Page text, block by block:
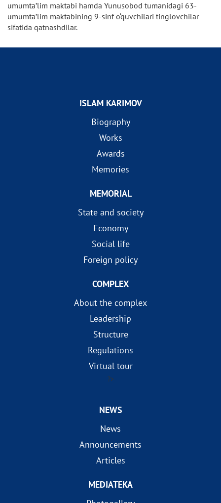
umumta’lim maktabi hamda Yunusobod tumanidagi 63-
umumta’lim maktabining 9-sinf o‘quvchilari tinglovchilar
sifatida qatnashdilar.
ISLAM KARIMOV
Biography
Works
Awards
Memories
MEMORIAL
State and society
Economy
Social life
Foreign policy
COMPLEX
About the complex
Leadership
Structure
Regulations
Virtual tour
?>
NEWS
News
Announcements
Articles
MEDIATEKA